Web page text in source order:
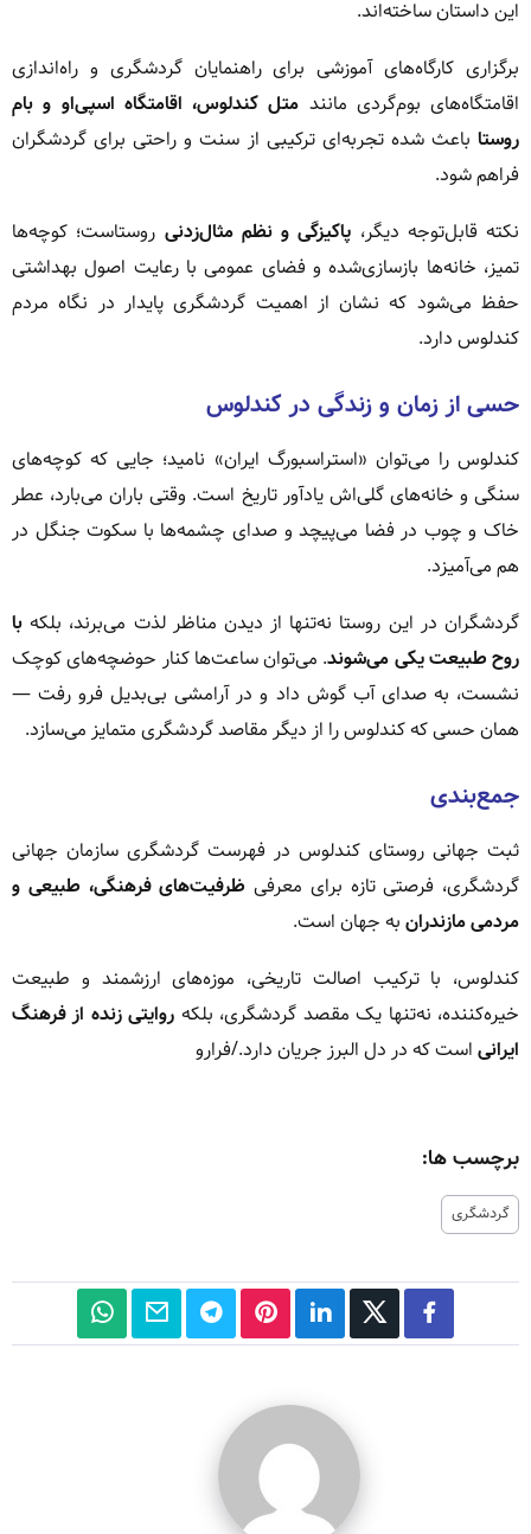
این داستان ساخته‌اند.
برگزاری کارگاه‌های آموزشی برای راهنمایان گردشگری و راه‌اندازی
اقامتگاه‌های بوم‌گردی مانند متل کندلوس، اقامتگاه اسپی‌او و بام
روستا باعث شده تجربه‌ای ترکیبی از سنت و راحتی برای گردشگران
فراهم شود.
نکته قابل‌توجه دیگر، پاکیزگی و نظم مثال‌زدنی روستاست؛ کوچه‌ها
تمیز، خانه‌ها بازسازی‌شده و فضای عمومی با رعایت اصول بهداشتی
حفظ می‌شود که نشان از اهمیت گردشگری پایدار در نگاه مردم
کندلوس دارد.
حسی از زمان و زندگی در کندلوس
کندلوس را می‌توان «استراسبورگ ایران» نامید؛ جایی که کوچه‌های
سنگی و خانه‌های گلی‌اش یادآور تاریخ است. وقتی باران می‌بارد، عطر
خاک و چوب در فضا می‌پیچد و صدای چشمه‌ها با سکوت جنگل در
هم می‌آمیزد.
گردشگران در این روستا نه‌تنها از دیدن مناظر لذت می‌برند، بلکه با
روح طبیعت یکی می‌شوند. می‌توان ساعت‌ها کنار حوضچه‌های کوچک
نشست، به صدای آب گوش داد و در آرامشی بی‌بدیل فرو رفت —
همان حسی که کندلوس را از دیگر مقاصد گردشگری متمایز می‌سازد.
جمع‌بندی
ثبت جهانی روستای کندلوس در فهرست گردشگری سازمان جهانی
گردشگری، فرصتی تازه برای معرفی ظرفیت‌های فرهنگی، طبیعی و
مردمی مازندران به جهان است.
کندلوس، با ترکیب اصالت تاریخی، موزه‌های ارزشمند و طبیعت
خیره‌کننده، نه‌تنها یک مقصد گردشگری، بلکه روایتی زنده از فرهنگ
ایرانی است که در دل البرز جریان دارد./فرارو
برچسب ها:
گردشگری